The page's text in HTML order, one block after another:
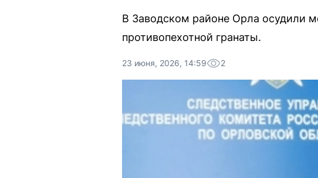
В Заводском районе Орла осудили
противопехотной гранаты.
23 июня, 2026, 14:59 2